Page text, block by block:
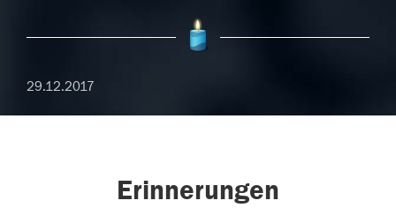
29.12.2017
Erinnerungen